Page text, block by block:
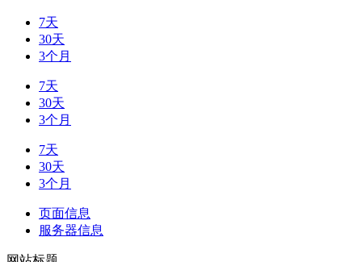
7天
30天
3个月
7天
30天
3个月
7天
30天
3个月
页面信息
服务器信息